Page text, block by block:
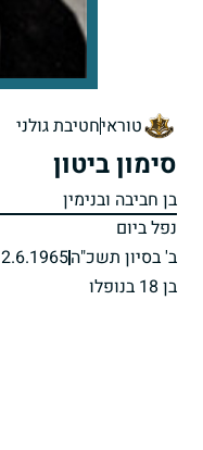
טוראיחטיבת גולני
סימון ביטון
בן חביבה ובנימין
נפל ביום
ב' בסיון תשכ"ה2.6.1965
בן 18 בנופלו